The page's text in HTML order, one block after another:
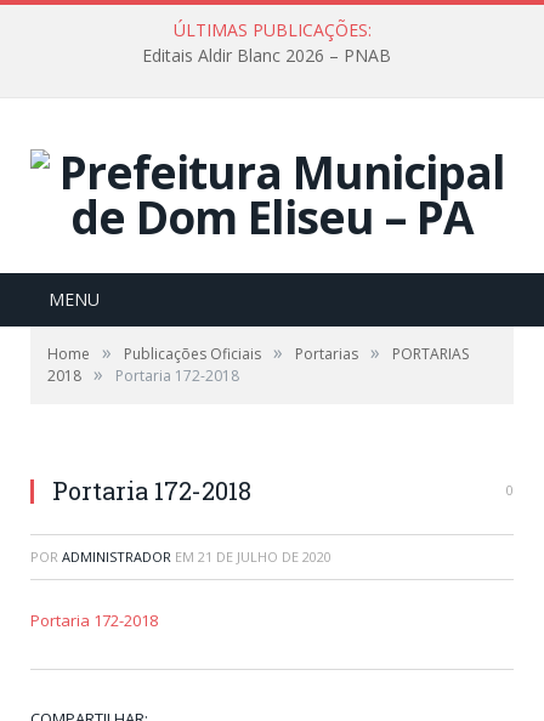
ÚLTIMAS PUBLICAÇÕES:
Editais Aldir Blanc 2026 – PNAB
MENU
Home » Publicações Oficiais » Portarias »
PORTARIAS
2018 » Portaria 172-2018
Portaria 172-2018 0
POR ADMINISTRADOR EM 21 DE JULHO DE 2020
Portaria 172-2018